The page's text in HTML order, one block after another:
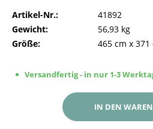
Artikel-Nr.:
41892
Gewicht:
56,93 kg
Größe:
465 cm x 371
Versandfertig - in nur 1-3
IN DEN